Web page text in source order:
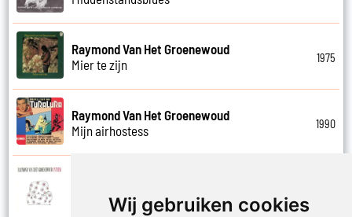
Wij gebruiken cookies
Raymond Van Het Groenewoud
Mier te zijn
1975
Raymond Van Het Groenewoud
Mijn airhostess
1990
Mijn leven lang